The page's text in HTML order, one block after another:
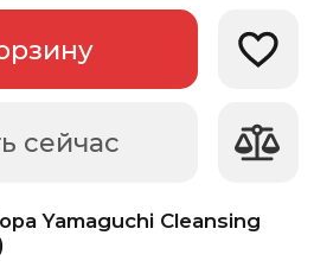
Yamaguchi Cleansing
сейчас